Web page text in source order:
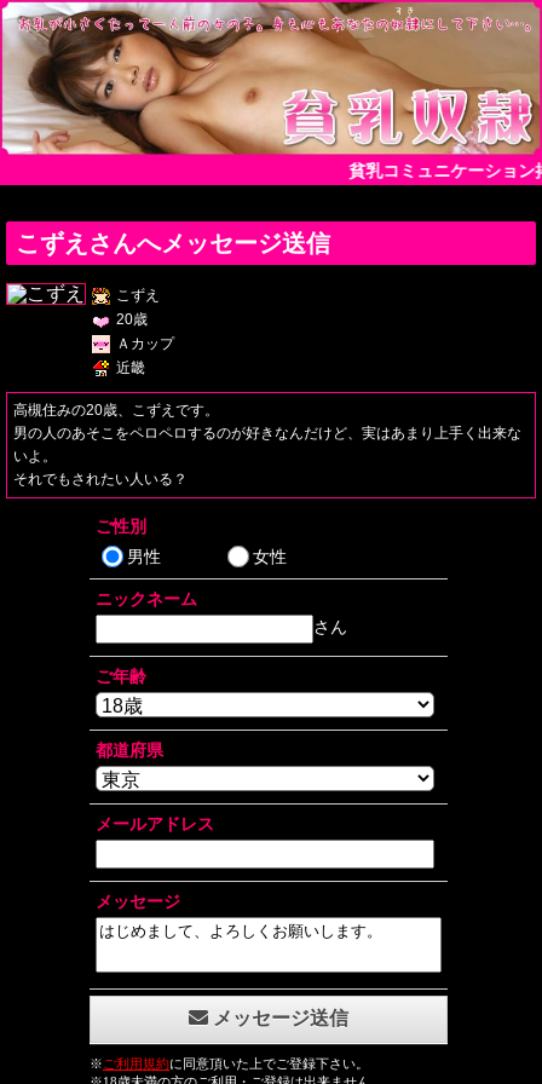
貧乳コミュニケーショ
こずえさんへメッセージ送信
こずえ
20歳
Ａカップ
近畿
高槻住みの20歳、こずえです。
男の人のあそこをペロペロするのが好きなんだけど、実はあまり上手く出来な
いよ。
それでもされたい人いる？